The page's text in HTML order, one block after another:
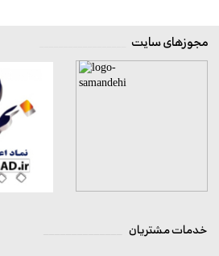
★★★★★
مجوزهای سایت
خدمات مشتریان